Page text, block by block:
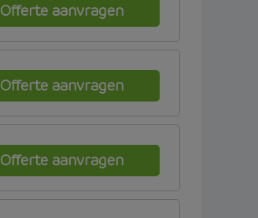
Offerte aanvragen
Offerte aanvragen
Offerte aanvragen